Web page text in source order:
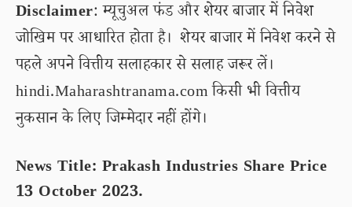
Disclaimer: म्यूचुअल फंड और शेयर बाजार में निवेश
जोखिम पर आधारित होता है। शेयर बाजार में निवेश करने से
पहले अपने वित्तीय सलाहकार से सलाह जरूर लें।
hindi.Maharashtranama.com किसी भी वित्तीय
नुकसान के लिए जिम्मेदार नहीं होंगे।
News Title: Prakash Industries Share Price
13 October 2023.